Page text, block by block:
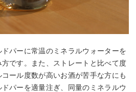
パーに常温のミネラルウォーターを
です。また、ストレートと比べて度
ール度数が高いお酒が苦手な方にも
パーを適量注ぎ、同量のミネラルウ